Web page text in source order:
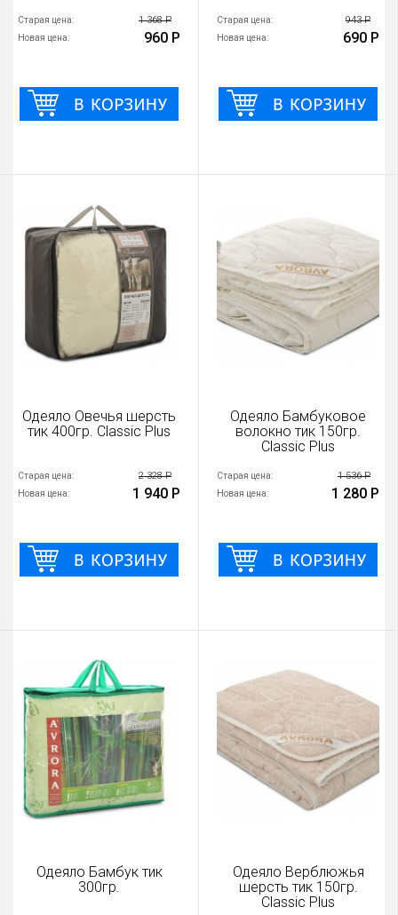
Старая цена: 1 368 Р
Новая цена: 960 Р
Старая цена: 943 Р
Новая цена: 690 Р
Одеяло Овечья шерсть
тик 400гр. Classic Plus
Старая цена: 2 328 Р
Новая цена: 1 940 Р
Одеяло Бамбуковое
волокно тик 150гр.
Classic Plus
Старая цена: 1 536 Р
Новая цена: 1 280 Р
Одеяло Бамбук тик
300гр.
Одеяло Верблюжья
шерсть тик 150гр.
Classic Plus